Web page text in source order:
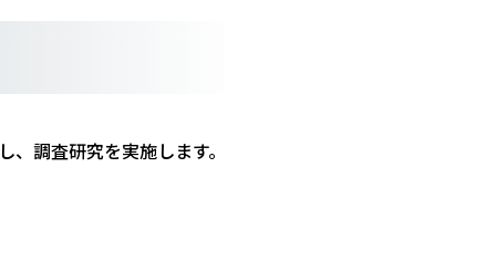
調査研究を実施します。